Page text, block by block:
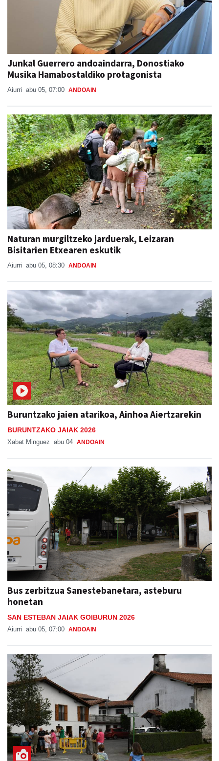
Junkal Guerrero andoaindarra, Donostiako
Musika Hamabostaldiko protagonista
Aiurri abu 05, 07:00 ANDOAIN
Naturan murgiltzeko jarduerak, Leizaran
Bisitarien Etxearen eskutik
Aiurri abu 05, 08:30 ANDOAIN
Buruntzako jaien atarikoa, Ainhoa Aiertzarekin
BURUNTZAKO JAIAK 2026
Xabat Minguez abu 04 ANDOAIN
Bus zerbitzua Sanestebanetara, asteburu
honetan
SAN ESTEBAN JAIAK GOIBURUN 2026
Aiurri abu 05, 07:00 ANDOAIN